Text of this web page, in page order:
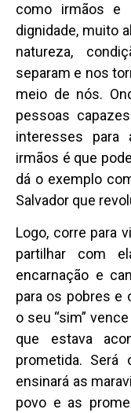
como irmãos e
dignidade, muito
natureza,
separam e nos
meio de nós.
pessoas
interesses para
irmãos é que
dá o exemplo
Salvador que
Logo, corre para
partilhar com
encarnação e
para os pobres e
o seu “sim”
que estava
prometida.
ensinará as
povo e as